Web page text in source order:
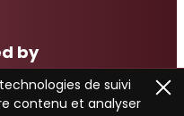
by
de suivi
contenu et analyser